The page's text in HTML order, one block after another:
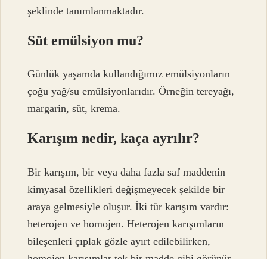
şeklinde tanımlanmaktadır.
Süt emülsiyon mu?
Günlük yaşamda kullandığımız emülsiyonların
çoğu yağ/su emülsiyonlarıdır. Örneğin tereyağı,
margarin, süt, krema.
Karışım nedir, kaça ayrılır?
Bir karışım, bir veya daha fazla saf maddenin
kimyasal özellikleri değişmeyecek şekilde bir
araya gelmesiyle oluşur. İki tür karışım vardır:
heterojen ve homojen. Heterojen karışımların
bileşenleri çıplak gözle ayırt edilebilirken,